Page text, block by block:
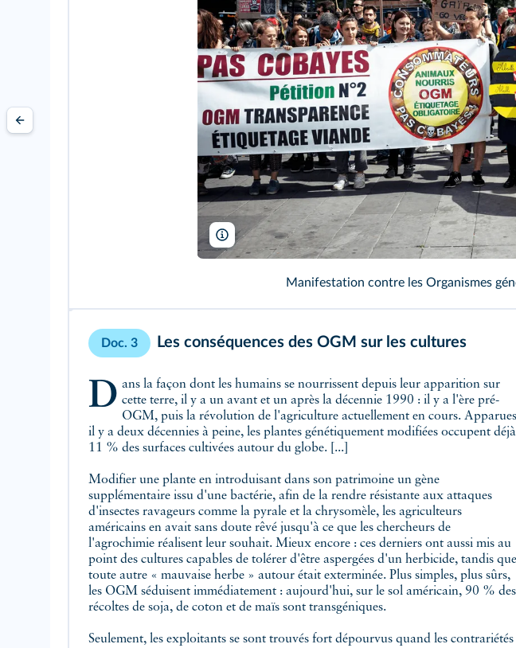
Le Pictorium/Alamy
Manifestation contre les Organismes
Doc. 3 Les conséquences des OGM sur les cultures
Dans la façon dont les humains se nourrissent depuis leur apparition sur cette terre, il y a un avant et un après la décennie 1990 : il y a l'ère pré-
OGM, puis la révolution de l'agriculture actuellement en cours. Apparues
il y a deux décennies à peine, les plantes génétiquement modifiées occupent déjà
11 % des surfaces cultivées autour du globe. [...]
Modifier une plante en introduisant dans son patrimoine un gène
supplémentaire issu d'une bactérie, afin de la rendre résistante aux attaques
d'insectes ravageurs comme la pyrale et la chrysomèle, les agriculteurs
américains en avait sans doute rêvé jusqu'à ce que les chercheurs de
l'agrochimie réalisent leur souhait. Mieux encore : ces derniers ont aussi mis au
point des cultures capables de tolérer d'être aspergées d'un herbicide, tandis que
toute autre « mauvaise herbe » autour était exterminée. Plus simples, plus sûrs,
les OGM séduisent immédiatement : aujourd'hui, sur le sol américain, 90 % des
récoltes de soja, de coton et de maïs sont transgéniques.
Seulement, les exploitants se sont trouvés fort dépourvus quand les contrariétés